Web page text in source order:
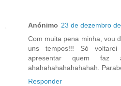
Anónimo 23 de dezembro
Com muita pena minha, vou
uns tempos!!! Só
apresentar quem faz
ahahahahahahahahah.
Responder